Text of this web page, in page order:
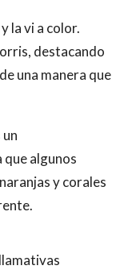
la vi a color.
destacando
una manera que
algunos
y corales